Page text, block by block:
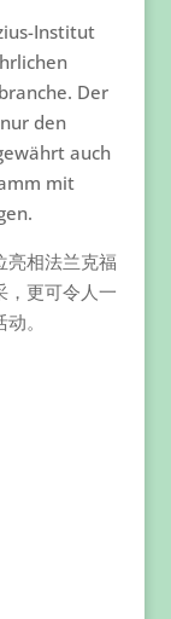
Institut
Der
den
auch
mit
亮相法兰克福
，更可令人一
。